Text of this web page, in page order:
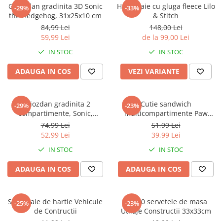
Captain america
Bakugan
Liga Dreptatii
Buzz Lightyear
My Little Pony
Planes
EplusM
Tom & Jerry
Transformers
Top Wings
Incaltaminte baieti
Ghete si cizme baieti
Pantofi baieti
Papuci si slapi baieti
Sandale baieti
Marvel
Monsters Inc.
La casa de papel
Nasa
Kids Euroswan
Rainbow High
Garfield
Nightmare before Christmas
EplusM
Perletti
Arditex
-29%
Ghiozdan gradinita 3D Sonic
the Hedgehog, 31x25x10 cm
84,99 Lei
59,99 Lei
IN STOC
ADAUGA IN COS
-33%
Halat baie cu gluga fleece Lilo
& Stitch
148,00 Lei
de la 99,00 Lei
IN STOC
VEZI VARIANTE
-29%Ghiozdan gradinita 2
compartimente, Sonic,
30x25x12 cm
74,99 Lei
52,99 Lei
IN STOC
ADAUGA IN COS
-23%Cutie sandwich
multicompartimente Paw
Patrol Superpowers
51,99 Lei
39,99 Lei
IN STOC
ADAUGA IN COS
-25%
Set 4 paie de hartie Vehicule
de Contructii
-23%
Set 20 servetele de masa
Utilaje Constructii 33x33cm